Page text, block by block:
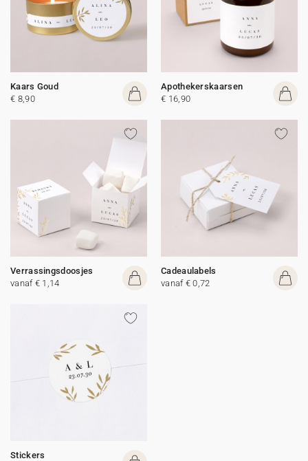
Kaars Goud
€ 8,90
Apothekerskaarsen
€ 16,90
Verrassingsdoosjes
vanaf € 1,14
Cadeaulabels
vanaf € 0,72
Stickers